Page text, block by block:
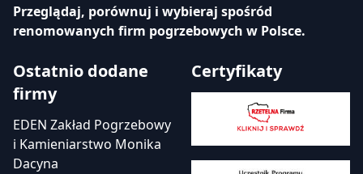
Przeglądaj, porównuj i wybieraj spośród
renomowanych firm pogrzebowych w Polsce.
Ostatnio dodane
firmy
EDEN Zakład Pogrzebowy
i Kamieniarstwo Monika
Dacyna
Certyfikaty